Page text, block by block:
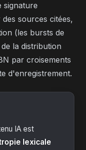
signature
sources citées,
(les bursts de
la distribution
par croisements
d'enregistrement.
IA est
lexicale